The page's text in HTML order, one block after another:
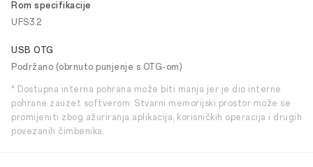
Rom specifikacije
UFS3.2
USB OTG
Podržano (obrnuto punjenje s OTG-om)
* Dostupna interna pohrana može biti manja jer je dio interne
pohrane zauzet softverom. Stvarni memorijski prostor može se
promijeniti zbog ažuriranja aplikacija, korisničkih operacija i drugih
povezanih čimbenika.